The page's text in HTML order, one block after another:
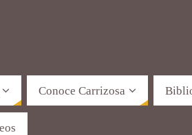
Conoce Carrizosa